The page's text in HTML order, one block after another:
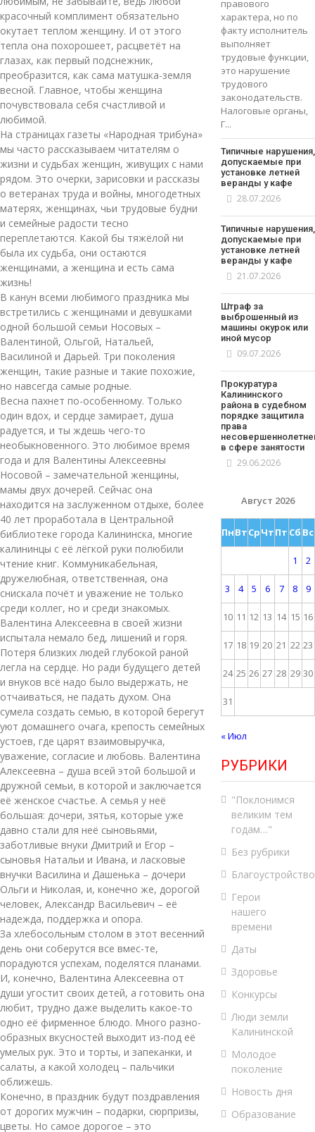
красочный комплимент обязательно
окутает теплом женщину. И от этого
тепла она похорошеет, расцветёт на
глазах, как первый подснежник,
преобразится, как сама матушка-земля
весной. Главное, чтобы женщина
почувствовала себя счастливой и
любимой.
На страницах газеты «Народная трибуна»
мы часто рассказываем читателям о
жизни и судьбах женщин, живущих с нами
рядом. Это очерки, зарисовки и рассказы
о ветеранах труда и войны, многодетных
матерях, женщинах, чьи трудовые будни
и семейные радости тесно
переплетаются. Какой бы тяжёлой ни
была их судьба, они остаются
женщинами, а женщина и есть сама
жизнь!
В канун всеми любимого праздника мы
встретились с женщинами и девушками
одной большой семьи Носовых –
Валентиной, Ольгой, Натальей,
Василиной и Дарьей. Три поколения
женщин, такие разные и такие похожие,
но навсегда самые родные.
Весна пахнет по-особенному. Только
один вдох, и сердце замирает, душа
радуется, и ты ждешь чего-то
необыкновенного. Это любимое время
года и для Валентины Алексеевны
Носовой – замечательной женщины,
мамы двух дочерей. Сейчас она
находится на заслуженном отдыхе, более
40 лет проработала в Центральной
библиотеке города Калининска, многие
калининцы с её лёгкой руки полюбили
чтение книг. Коммуникабельная,
дружелюбная, ответственная, она
снискала почёт и уважение не только
среди коллег, но и среди знакомых.
Валентина Алексеевна в своей жизни
испытала немало бед, лишений и горя.
Потеря близких людей глубокой раной
легла на сердце. Но ради будущего детей
и внуков всё надо было выдержать, не
отчаиваться, не падать духом. Она
сумела создать семью, в которой берегут
уют домашнего очага, крепость семейных
устоев, где царят взаимовыручка,
уважение, согласие и любовь. Валентина
Алексеевна – душа всей этой большой и
дружной семьи, в которой и заключается
её женское счастье. А семья у неё
большая: дочери, зятья, которые уже
давно стали для неё сыновьями,
заботливые внуки Дмитрий и Егор –
сыновья Натальи и Ивана, и ласковые
внучки Василина и Дашенька – дочери
Ольги и Николая, и, конечно же, дорогой
человек, Александр Васильевич – её
надежда, поддержка и опора.
За хлебосольным столом в этот весенний
день они соберутся все вмес-те,
порадуются успехам, поделятся планами.
И, конечно, Валентина Алексеевна от
души угостит своих детей, а готовить она
любит, трудно даже выделить какое-то
одно её фирменное блюдо. Много разно-
образных вкусностей выходит из-под её
умелых рук. Это и торты, и запеканки, и
салаты, а какой холодец – пальчики
оближешь.
Конечно, в праздник будут поздравления
от дорогих мужчин – подарки, сюрпризы,
цветы. Но самое дорогое – это
правового
характера, но по
факту исполнитель
выполняет
трудовые функции,
это нарушение
трудового
законодательств.
Налоговые органы,
Г...
Типичные нарушения,
допускаемые при
установке летней
веранды у кафе
28.07.2026
Типичные нарушения,
допускаемые при
установке летней
веранды у кафе
21.07.2026
Штраф за
выброшенный из
машины окурок или
иной мусор
09.07.2026
Прокуратура
Калининского
района в судебном
порядке защитила
права
в сфере занятости
29.06.2026
Август 2026
ПнВтСрЧтПт Сб Вс
1 2
3 4 5 6 7 8 9
10 11 12 13 14 15 16
17 18 19 20 21 22 23
24 25 26 27 28 29 30
31
« Июл
РУБРИКИ
"Поклонимся
великим тем
годам…"
Без рубрики
Благоустройство
Герои
нашего
времени
Даты
Здоровье
Конкурсы
Люди земли
Калининской
Молодое
поколение
Новость дня
Образование